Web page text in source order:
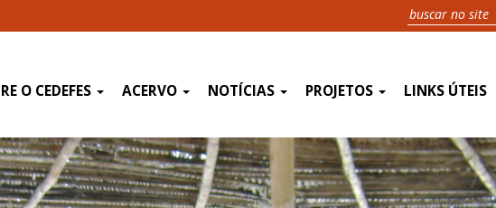
O CEDEFES ACERVO NOTÍCIAS PROJETOS LINKS ÚTEIS